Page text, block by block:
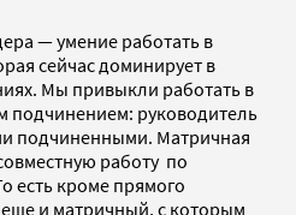
— умение работать в
сейчас доминирует в
Мы привыкли работать в
подчинением: руководитель
подчиненными. Матричная
работу по
есть кроме прямого
и матричный, с которым